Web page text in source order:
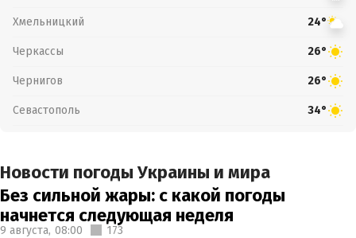
Хмельницкий 24°
Черкассы 26°
Чернигов 26°
Севастополь 34°
Новости погоды Украины и мира
Без сильной жары: с какой погоды
начнется следующая неделя
9 августа, 08:00 173